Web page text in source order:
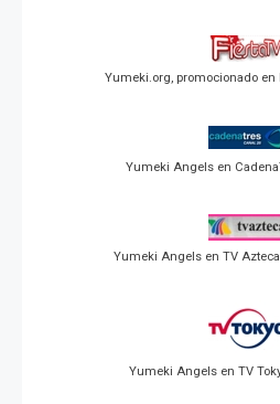
Yumeki.org, promocionado en
Yumeki Angels en
Yumeki Angels en TV
Yumeki Angels en TV